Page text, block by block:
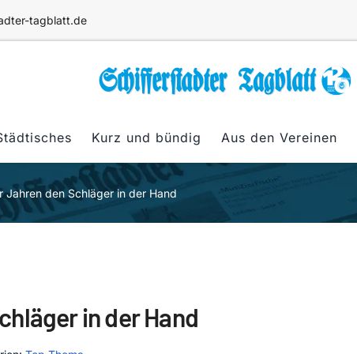
tagblatt.de
Kurz und bündig Aus den Vereinen
Jahren den Schläger in der Hand
in der Hand